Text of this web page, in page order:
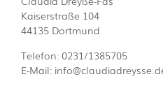
Kaiserstraße 104
44135 Dortmund
Telefon: 0231/1385705
E-Mail: